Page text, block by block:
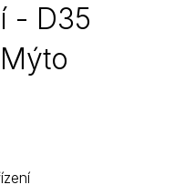
- D35